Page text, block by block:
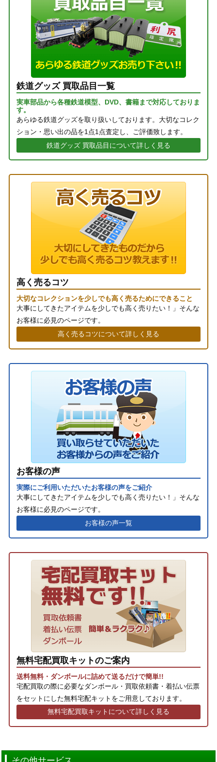
鉄道グッズ 買取品目一覧
実車部品から各種鉄道模型、DVD、書籍まで対応しておりま
す。
あらゆる鉄道グッズを取り扱いしております。大切なコレク
ション・思い出の品を1点1点査定し、ご評価致します。
鉄道グッズ 買取品目について詳しく見る
高く売るコツ
大切なコレクションを少しでも高く売るためにできること
大事にしてきたアイテムを少しでも高く売りたい！」そんな
お客様に必見のページです。
高く売るコツについて詳しく見る
お客様の声
実際にご利用いただいたお客様の声をご紹介
大事にしてきたアイテムを少しでも高く売りたい！」そんな
お客様に必見のページです。
お客様の声一覧
無料宅配買取キットのご案内
送料無料・ダンボールに詰めて送るだけで簡単!!
宅配買取の際に必要なダンボール・買取依頼書・着払い伝票
をセットにした無料宅配キットをご用意しております。
無料宅配買取キットについて詳しく見る